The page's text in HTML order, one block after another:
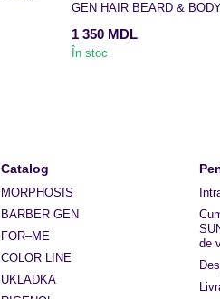
GEN HAIR BEARD &
1 350 MDL
În stoc
Catalog
MORPHOSIS
BARBER GEN
FOR–ME
COLOR LINE
UKLADKA
de